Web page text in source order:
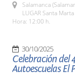
Salamanca
LUGAR Santa
Hora: 12:00 h.
30/10/2025
Celebración del
Autoescuelas El